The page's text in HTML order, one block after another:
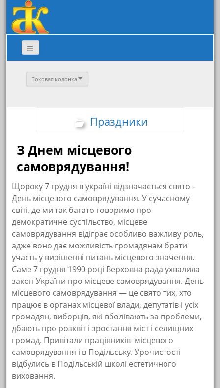
Боковая колонка
Праздники
З Днем місцевого
самоврядування!
Щороку 7 грудня в україні відзначається свято –
День місцевого самоврядування. У сучасному
світі, де ми так багато говоримо про
демократичне суспільство, місцеве
самоврядування відіграє особливо важливу роль,
адже воно дає можливість громадянам брати
участь у вирішенні питань місцевого значення.
Саме 7 грудня 1990 році Верховна рада ухвалила
закон України про місцеве самоврядування. День
місцевого самоврядування — це свято тих, хто
працює в органах місцевої влади, депутатів і усіх
громадян, виборців, які вболівають за проблеми,
дбають про розквіт і зростання міст і селищних
громад. Привітали працівників місцевого
самоврядування і в Подільську. Урочистості
відбулись в Подільській школі естетичного
виховання.